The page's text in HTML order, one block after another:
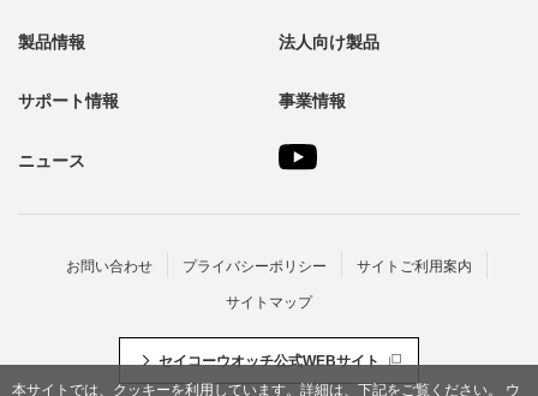
製品情報 法人向け製品
サポート情報 事業情報
ニュース
お問い合わせ プライバシーポリシー サイトご利用案内
サイトマップ
セイコーウオッチ公式WEBサイト
本サイトでは、クッキーを利用しています。詳細は、 下記をご覧ください。 ウ